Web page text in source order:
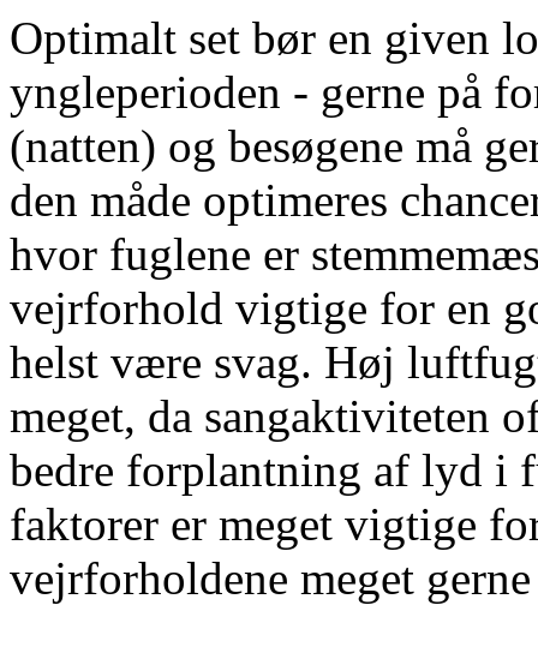
Optimalt set bør en given
yngleperioden - gerne på
(natten) og besøgene må
den måde optimeres
hvor fuglene er
vejrforhold vigtige for en
helst være svag. Høj
meget, da sangaktiviteten
bedre forplantning af lyd i
faktorer er meget vigtige
vejrforholdene meget